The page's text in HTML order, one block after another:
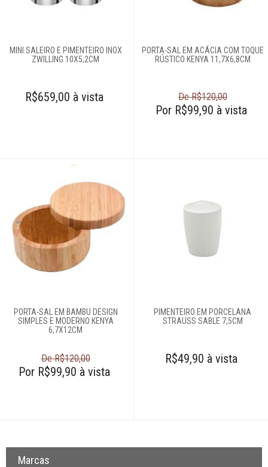
Servir
Criar conta
Pesquisar Lista
Fale
Conosco
61
Televendas
61
MINI SALEIRO E PIMENTEIRO INOX
ZWILLING 10X5,2CM
R$659,00 à vista
PORTA-SAL EM ACÁCIA COM TOQUE
RÚSTICO KENYA 11,7X6,8CM
De R$120,00
Por R$99,90 à vista
PORTA-SAL EM BAMBU DESIGN
SIMPLES E MODERNO KENYA
6,7X12CM
De R$120,00
Por R$99,90 à vista
PIMENTEIRO EM PORCELANA
STRAUSS SABLE 7,5CM
R$49,90 à vista
Marcas